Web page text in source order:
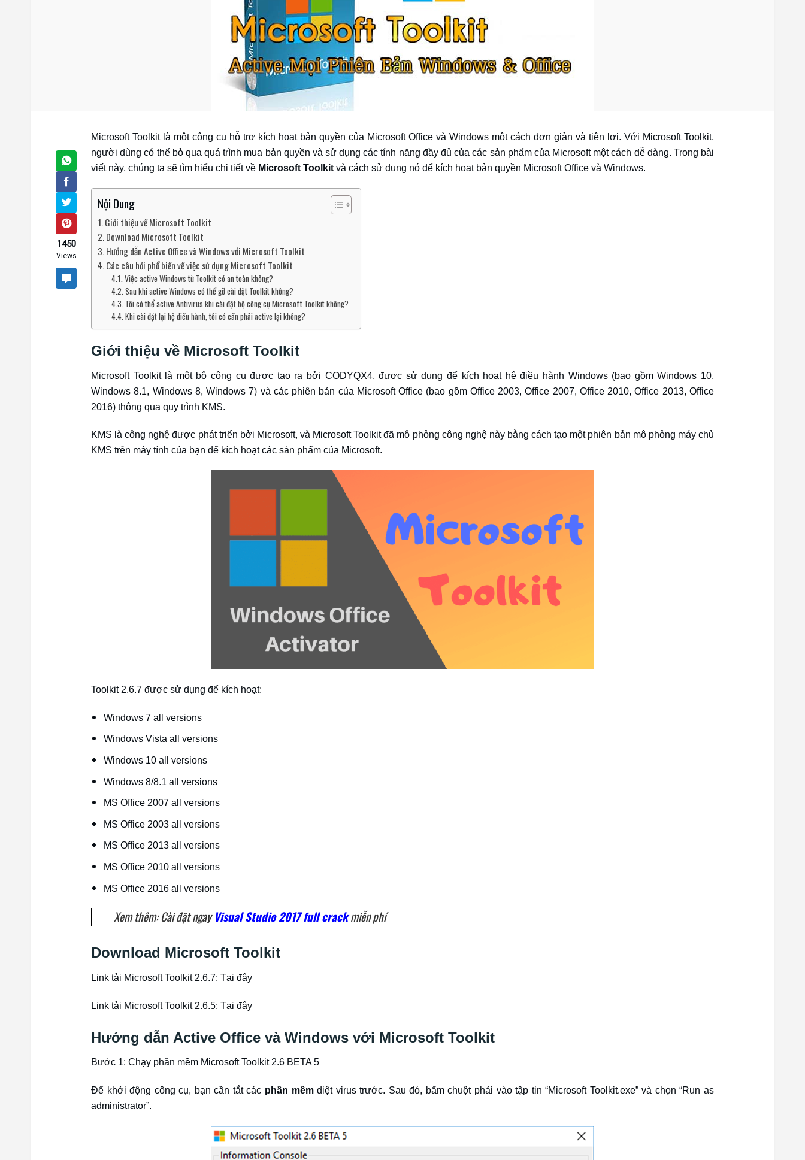
1450
Views
Microsoft Toolkit là một công cụ hỗ trợ kích hoạt bản quyền của Microsoft Office và Windows một cách đơn giản và tiện lợi. Với Microsoft Toolkit,
người dùng có thể bỏ qua quá trình mua bản quyền và sử dụng các tính năng đầy đủ của các sản phẩm của Microsoft một cách dễ dàng. Trong bài
viết này, chúng ta sẽ tìm hiểu chi tiết về Microsoft Toolkit và cách sử dụng nó để kích hoạt bản quyền Microsoft Office và Windows.
Nội Dung
Giới thiệu về Microsoft Toolkit
Download Microsoft Toolkit
Hướng dẫn Active Office và Windows với Microsoft Toolkit
Các câu hỏi phổ biến về việc sử dụng Microsoft Toolkit
Việc active Windows từ Toolkit có an toàn không?
Sau khi active Windows có thể gỡ cài đặt Toolkit không?
Tôi có thể active Antivirus khi cài đặt bộ công cụ Microsoft Toolkit không?
Khi cài đặt lại hệ điều hành, tôi có cần phải active lại không?
Giới thiệu về Microsoft Toolkit
Microsoft Toolkit là một bộ công cụ được tạo ra bởi CODYQX4, được sử dụng để kích hoạt hệ điều hành Windows (bao gồm Windows 10,
Windows 8.1, Windows 8, Windows 7) và các phiên bản của Microsoft Office (bao gồm Office 2003, Office 2007, Office 2010, Office 2013, Office
2016) thông qua quy trình KMS.
KMS là công nghệ được phát triển bởi Microsoft, và Microsoft Toolkit đã mô phỏng công nghệ này bằng cách tạo một phiên bản mô phỏng máy chủ
KMS trên máy tính của bạn để kích hoạt các sản phẩm của Microsoft.
Toolkit 2.6.7 được sử dụng để kích hoạt:
Windows 7 all versions
Windows Vista all versions
Windows 10 all versions
Windows 8/8.1 all versions
MS Office 2007 all versions
MS Office 2003 all versions
MS Office 2013 all versions
MS Office 2010 all versions
MS Office 2016 all versions
Xem thêm: Cài đặt ngayVisual Studio 2017 full crackmiễn phí
Download Microsoft Toolkit
Link tải Microsoft Toolkit 2.6.7: Tại đây
Link tải Microsoft Toolkit 2.6.5: Tại đây
Hướng dẫn Active Office và Windows với Microsoft Toolkit
Bước 1: Chạy phần mềm Microsoft Toolkit 2.6 BETA 5
Để khởi động công cụ, bạn cần tắt các phần mềmdiệt virus trước. Sau đó, bấm chuột phải vào tập tin “Microsoft Toolkit.exe” và chọn “Run as
administrator”.